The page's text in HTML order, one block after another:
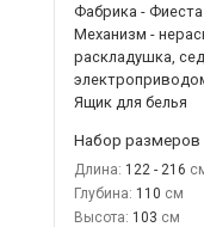
Фабрика -
Механизм -
раскладушка,
Ящик для белья
Набор размеров
Длина: 122 - 216
Глубина: 110
Высота: 103